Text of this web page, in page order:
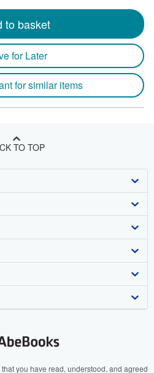
to basket
for Later
for similar items
TO TOP
you have read, understood, and agreed